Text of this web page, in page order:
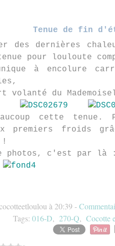
Tenue de fin
des dernières
pour louloute
à encolure
volanté du
cette tenue.
premiers froids
!
photos, c'est par là :
à 20:39 -
Tags: 016-D, 270-Q, Cocotte